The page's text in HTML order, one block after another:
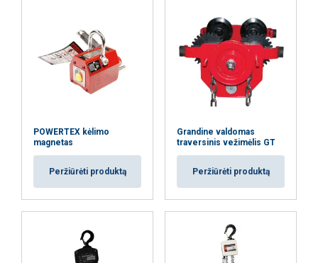
POWERTEX kėlimo
magnetas
Peržiūrėti produktą
Grandine valdomas
traversinis vežimėlis GT
Peržiūrėti produktą